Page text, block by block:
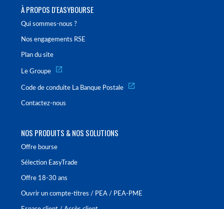
À PROPOS D'EASYBOURSE
Qui sommes-nous ?
Nos engagements RSE
Plan du site
Le Groupe
Code de conduite La Banque Postale
Contactez-nous
NOS PRODUITS & NOS SOLUTIONS
Offre bourse
Sélection EasyTrade
Offre 18-30 ans
Ouvrir un compte-titres / PEA / PEA-PME